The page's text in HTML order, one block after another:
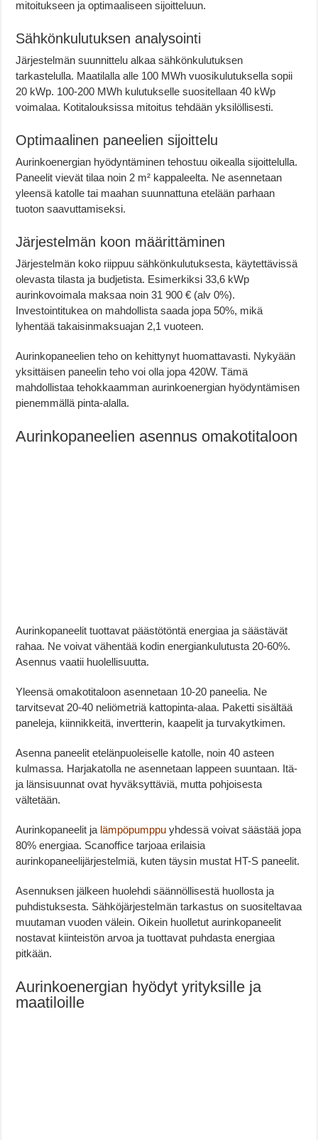
mitoitukseen ja optimaaliseen sijoitteluun.
Sähkönkulutuksen analysointi
Järjestelmän suunnittelu alkaa sähkönkulutuksen
tarkastelulla. Maatilalla alle 100 MWh vuosikulutuksella sopii
20 kWp. 100-200 MWh kulutukselle suositellaan 40 kWp
voimalaa. Kotitalouksissa mitoitus tehdään yksilöllisesti.
Optimaalinen paneelien sijoittelu
Aurinkoenergian hyödyntäminen tehostuu oikealla sijoittelulla.
Paneelit vievät tilaa noin 2 m² kappaleelta. Ne asennetaan
yleensä katolle tai maahan suunnattuna etelään parhaan
tuoton saavuttamiseksi.
Järjestelmän koon määrittäminen
Järjestelmän koko riippuu sähkönkulutuksesta, käytettävissä
olevasta tilasta ja budjetista. Esimerkiksi 33,6 kWp
aurinkovoimala maksaa noin 31 900 € (alv 0%).
Investointitukea on mahdollista saada jopa 50%, mikä
lyhentää takaisinmaksuajan 2,1 vuoteen.
Aurinkopaneelien teho on kehittynyt huomattavasti. Nykyään
yksittäisen paneelin teho voi olla jopa 420W. Tämä
mahdollistaa tehokkaamman aurinkoenergian hyödyntämisen
pienemmällä pinta-alalla.
Aurinkopaneelien asennus omakotitaloon
Aurinkopaneelit tuottavat päästötöntä energiaa ja säästävät
rahaa. Ne voivat vähentää kodin energiankulutusta 20-60%.
Asennus vaatii huolellisuutta.
Yleensä omakotitaloon asennetaan 10-20 paneelia. Ne
tarvitsevat 20-40 neliömetriä kattopinta-alaa. Paketti sisältää
paneleja, kiinnikkeitä, invertterin, kaapelit ja turvakytkimen.
Asenna paneelit etelänpuoleiselle katolle, noin 40 asteen
kulmassa. Harjakatolla ne asennetaan lappeen suuntaan. Itä-
ja länsisuunnat ovat hyväksyttäviä, mutta pohjoisesta
vältetään.
Aurinkopaneelit ja lämpöpumppu yhdessä voivat säästää jopa
80% energiaa. Scanoffice tarjoaa erilaisia
aurinkopaneelijärjestelmiä, kuten täysin mustat HT-S paneelit.
Asennuksen jälkeen huolehdi säännöllisestä huollosta ja
puhdistuksesta. Sähköjärjestelmän tarkastus on suositeltavaa
muutaman vuoden välein. Oikein huolletut aurinkopaneelit
nostavat kiinteistön arvoa ja tuottavat puhdasta energiaa
pitkään.
Aurinkoenergian hyödyt yrityksille ja
maatiloille